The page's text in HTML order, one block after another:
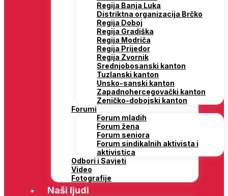
Regija Banja Luka
Distriktna organizacija Brčko
Regija Doboj
Regija Gradiška
Regija Modriča
Regija Prijedor
Regija Zvornik
Srednjobosanski kanton
Tuzlanski kanton
Unsko-sanski kanton
Zapadnohercegovački kanton
Zeničko-dobojski kanton
Forumi
Forum mladih
Forum žena
Forum seniora
Forum sindikalnih aktivista i
aktivistica
Odbori i Savjeti
Video
Fotografije
Naši ljudi